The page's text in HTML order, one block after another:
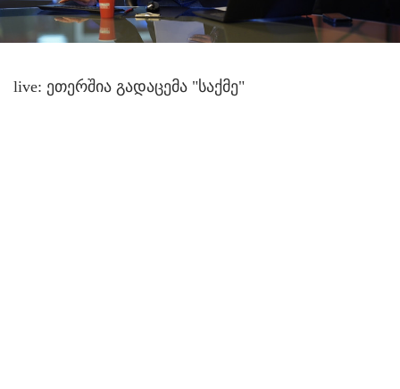
live: ეთერშია გადაცემა "საქმე"